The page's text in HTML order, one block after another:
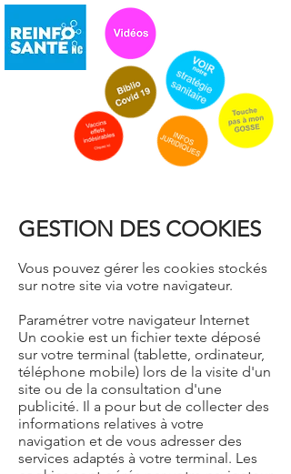
GESTION DES COOKIES
Vous pouvez gérer les cookies stockés
sur notre site via votre navigateur.
Paramétrer votre navigateur Internet
Un cookie est un fichier texte déposé
sur votre terminal (tablette, ordinateur,
téléphone mobile) lors de la visite d'un
site ou de la consultation d'une
publicité. Il a pour but de collecter des
informations relatives à votre
navigation et de vous adresser des
services adaptés à votre terminal. Les